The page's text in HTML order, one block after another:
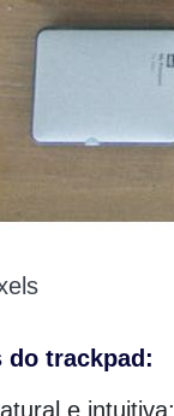
do trackpad:
e intuitiva;